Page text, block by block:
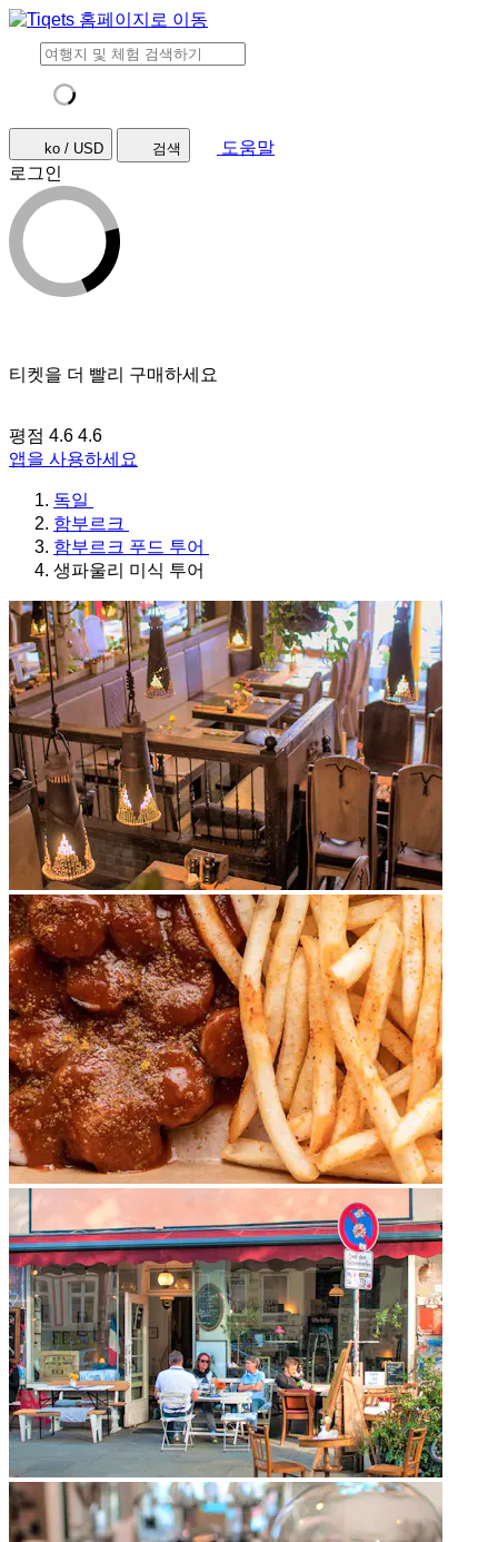
ko / USD 검색
도움말
로그인
티켓을 더 빨리 구매하세요
평점 4.6 4.6
앱을 사용하세요
독일
함부르크
함부르크 푸드 투어
생파울리 미식 투어